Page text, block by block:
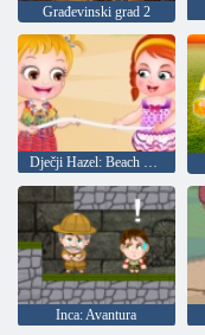
Građevinski grad 2
Dječji Hazel: Beach party
Inca: Avantura